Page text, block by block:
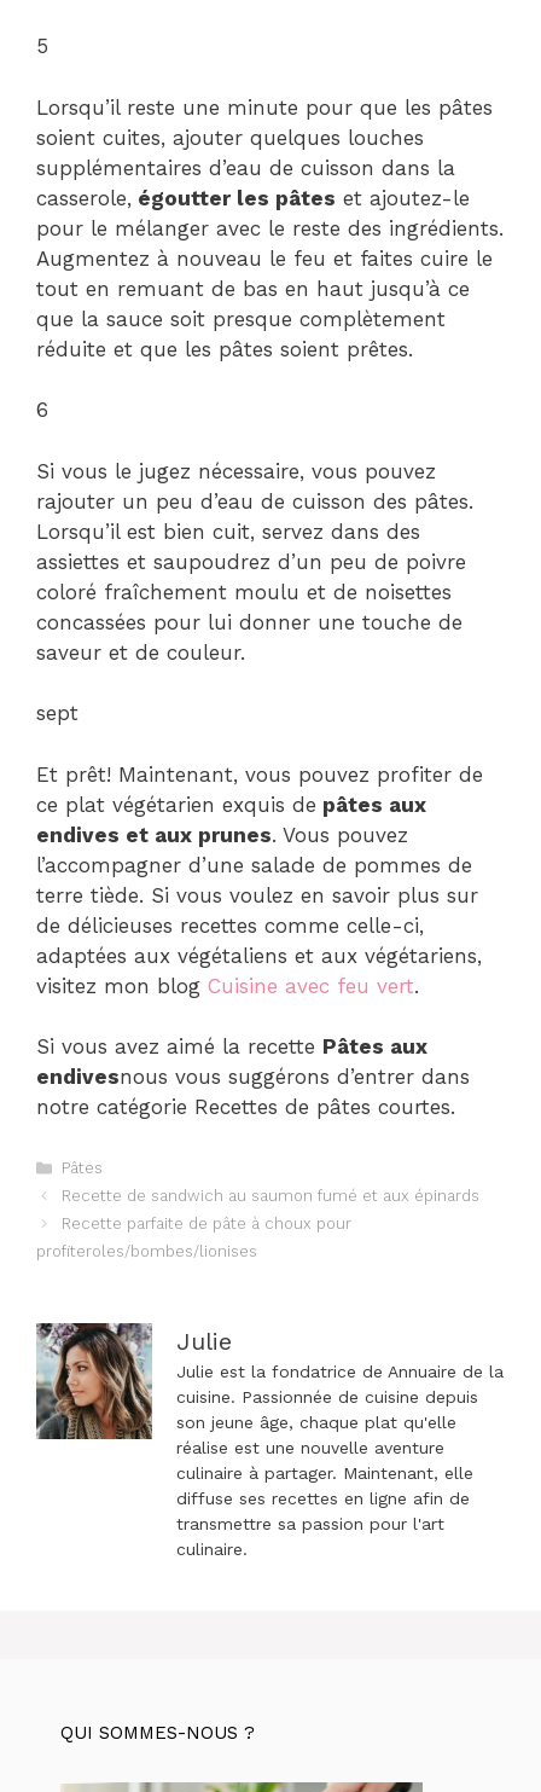
5
Lorsqu’il reste une minute pour que les pâtes
soient cuites, ajouter quelques louches
supplémentaires d’eau de cuisson dans la
casserole, égoutter les pâtes et ajoutez-le
pour le mélanger avec le reste des ingrédients.
Augmentez à nouveau le feu et faites cuire le
tout en remuant de bas en haut jusqu’à ce
que la sauce soit presque complètement
réduite et que les pâtes soient prêtes.
6
Si vous le jugez nécessaire, vous pouvez
rajouter un peu d’eau de cuisson des pâtes.
Lorsqu’il est bien cuit, servez dans des
assiettes et saupoudrez d’un peu de poivre
coloré fraîchement moulu et de noisettes
concassées pour lui donner une touche de
saveur et de couleur.
sept
Et prêt! Maintenant, vous pouvez profiter de
ce plat végétarien exquis de pâtes aux
endives et aux prunes. Vous pouvez
l’accompagner d’une salade de pommes de
terre tiède. Si vous voulez en savoir plus sur
de délicieuses recettes comme celle-ci,
adaptées aux végétaliens et aux végétariens,
visitez mon blog Cuisine avec feu vert.
Si vous avez aimé la recette Pâtes aux
endivesnous vous suggérons d’entrer dans
notre catégorie Recettes de pâtes courtes.
Catégories
Pâtes
Navigation
des
Recette de sandwich au saumon fumé et aux épinards
Recette parfaite de pâte à choux pour
profiteroles/bombes/lionises
Julie
Julie est la fondatrice de Annuaire de la
cuisine. Passionnée de cuisine depuis
son jeune âge, chaque plat qu'elle
réalise est une nouvelle aventure
culinaire à partager. Maintenant, elle
diffuse ses recettes en ligne afin de
transmettre sa passion pour l'art
culinaire.
QUI SOMMES-NOUS ?